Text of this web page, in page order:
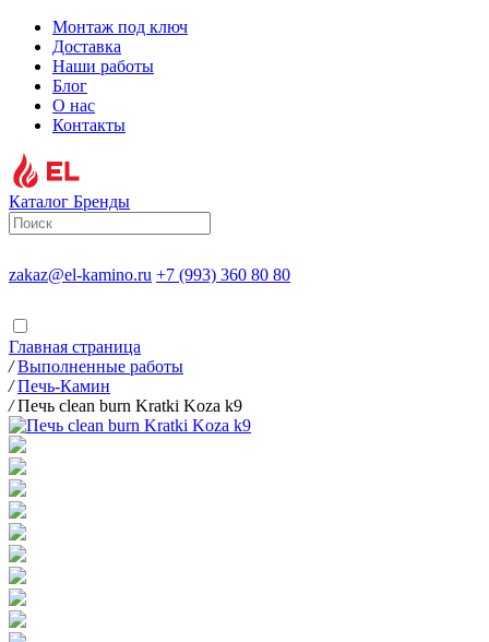
Монтаж под ключ
Доставка
Наши работы
Блог
О нас
Контакты
Каталог Бренды
zakaz@el-kamino.ru +7 (993) 360 80 80
Главная страница
/ Выполненные работы
/ Печь-Камин
/ Печь clean burn Kratki Koza k9